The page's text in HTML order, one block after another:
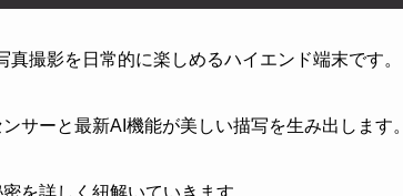
真撮影を日常的に楽しめるハイエンド端末です。
サーと最新AI機能が美しい描写を生み出します。